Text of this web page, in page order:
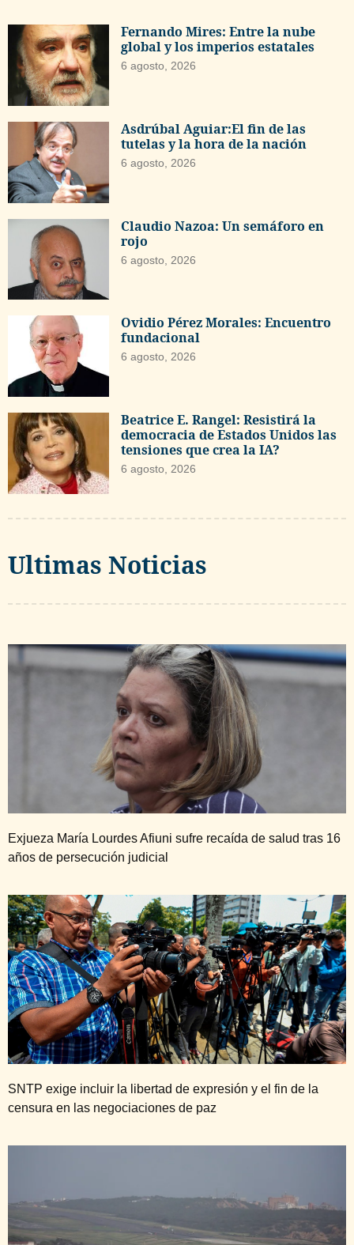
Fernando Mires: Entre la nube
global y los imperios estatales
6 agosto, 2026
Asdrúbal Aguiar:El fin de las
tutelas y la hora de la nación
6 agosto, 2026
Claudio Nazoa: Un semáforo en
rojo
6 agosto, 2026
Ovidio Pérez Morales: Encuentro
fundacional
6 agosto, 2026
Beatrice E. Rangel: Resistirá la
democracia de Estados Unidos las
tensiones que crea la IA?
6 agosto, 2026
Ultimas Noticias
Exjueza María Lourdes Afiuni sufre recaída de salud tras 16
años de persecución judicial
SNTP exige incluir la libertad de expresión y el fin de la
censura en las negociaciones de paz